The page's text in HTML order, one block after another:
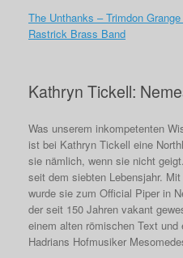
The Unthanks – Trimdon
Rastrick Brass Band
Kathryn Tickell:
Was unserem inkompetenten
ist bei Kathryn Tickell eine
sie nämlich, wenn sie nicht
seit dem siebten Lebensjahr.
wurde sie zum Official Piper in
der seit 150 Jahren vakant
einem alten römischen Text
Hadrians Hofmusiker